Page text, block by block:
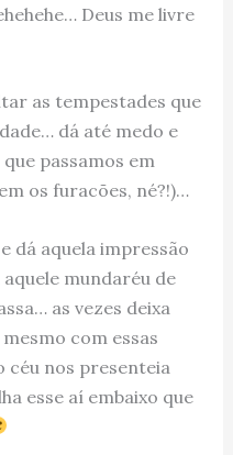
Deus me livre
as tempestades que
dá até medo e
passamos em
os furacões, né?!)…
dá aquela impressão
mundaréu de
as vezes deixa
com essas
céu nos presenteia
esse aí embaixo que